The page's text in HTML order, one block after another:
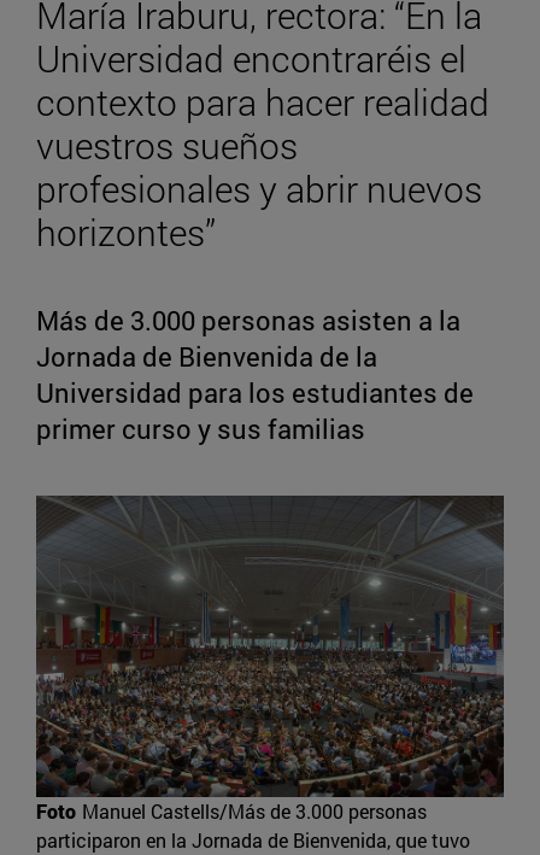
María Iraburu, rectora: “En la
Universidad encontraréis el
contexto para hacer realidad
vuestros sueños
profesionales y abrir nuevos
horizontes”
Más de 3.000 personas asisten a la
Jornada de Bienvenida de la
Universidad para los estudiantes de
primer curso y sus familias
Foto Manuel Castells/Más de 3.000 personas
participaron en la Jornada de Bienvenida, que tuvo